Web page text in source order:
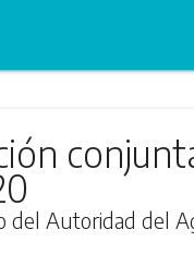
del Autoridad del